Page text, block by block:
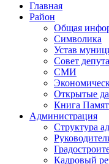
Главная
Район
Общая
Символика
Устав
Совет
СМИ
Открытые
Книга
Администрация
Структура
Кадровый